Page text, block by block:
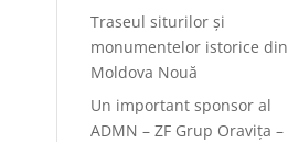
Traseul siturilor și
monumentelor istorice din
Moldova Nouă
Un important sponsor al
ADMN – ZF Grup Oravița –